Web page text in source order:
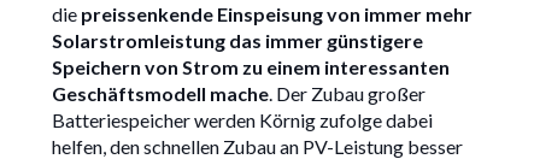
die preissenkende Einspeisung von immer mehr
Solarstromleistung das immer günstigere
Speichern von Strom zu einem interessanten
Geschäftsmodell mache. Der Zubau großer
Batteriespeicher werden Körnig zufolge dabei
helfen, den schnellen Zubau an PV-Leistung besser